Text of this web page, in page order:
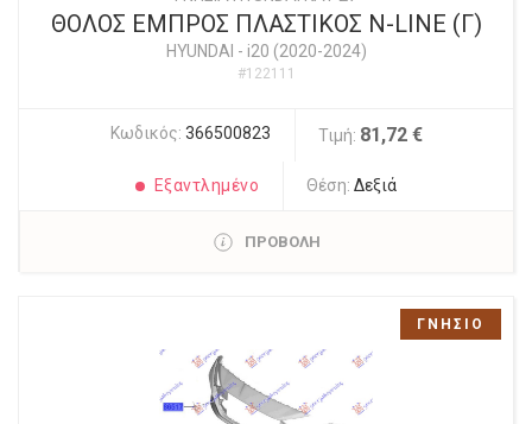
ΘΟΛΟΣ ΕΜΠΡΟΣ ΠΛΑΣΤΙΚΟΣ N-LINE (Γ)
HYUNDAI - i20 (2020-2024)
#122111
Κωδικός: 366500823 Τιμή: 81,72 €
Εξαντλημένο Θέση:Δεξιά
ΠΡΟΒΟΛΗ
ΓΝΗΣΙΟ